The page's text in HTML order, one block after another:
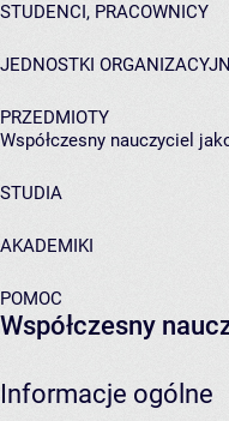
STUDENCI, PRACOWNICY
JEDNOSTKI
PRZEDMIOTY
Współczesny nauczyciel
STUDIA
AKADEMIKI
POMOC
Współczesny
Informacje ogólne